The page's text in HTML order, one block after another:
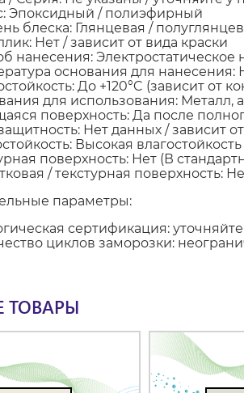
Эпоксидный / полиэфирный
блеска: Глянцевая /
Нет / зависит от вида краски
нанесения:
основания для нанесения:
До +120°C (зависит от
для использования: Металл,
поверхность: Да после
Нет данных / зависит от
Высокая
поверхность: Нет (В
/ текстурная поверхность:
параметры:
сертификация:
циклов заморозки:
ТОВАРЫ